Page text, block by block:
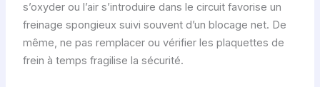
s’oxyder ou l’air s’introduire dans le circuit favorise un
freinage spongieux suivi souvent d’un blocage net. De
même, ne pas remplacer ou vérifier les plaquettes de
frein à temps fragilise la sécurité.